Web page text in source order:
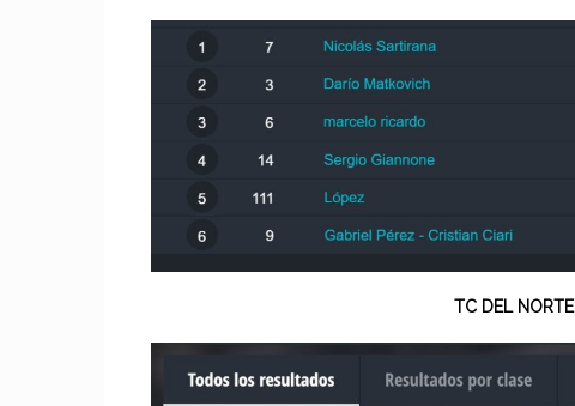
TC DEL NORTE